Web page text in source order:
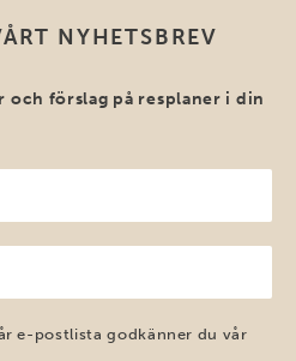
NYHETSBREV
och förslag på resplaner i din
e-postlista godkänner du vår